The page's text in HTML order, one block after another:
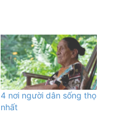
4 nơi người dân sống thọ
nhất